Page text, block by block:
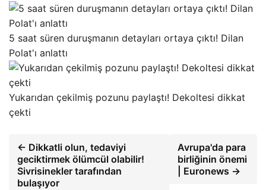
5 saat süren duruşmanın detayları ortaya çıktı! Dilan
Polat'ı anlattı
Yukarıdan çekilmiş pozunu paylaştı! Dekoltesi dikkat
çekti
← Dikkatli olun, tedaviyi
geciktirmek ölümcül olabilir!
Sivrisinekler tarafından
bulaşıyor
Avrupa'da para
birliğinin önemi
| Euronews →